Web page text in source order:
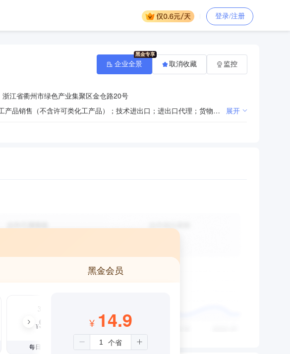
登录/注册
浙江省衢州市绿色产业集聚区金仓路20号
一般项目：技术服务、技术开发、技术咨询、技术交流、技术转让、技术推广；化工产品销售（不含许可类化工产品）；技术进出口；进出口代理；货物进出口(除依法须经批准的项目外，凭营业执照依法自主开展经营活动)。许可项目：危险化学品生产；危险化学品经营(依法须经批准的项目，经相关部门批准后方可开展经营活动，具体经营项目以审批结果为准)。 展开
企业全景 取消收藏 监控
黑金会员
3个月
¥99
每日仅1.08元
¥ 14.9